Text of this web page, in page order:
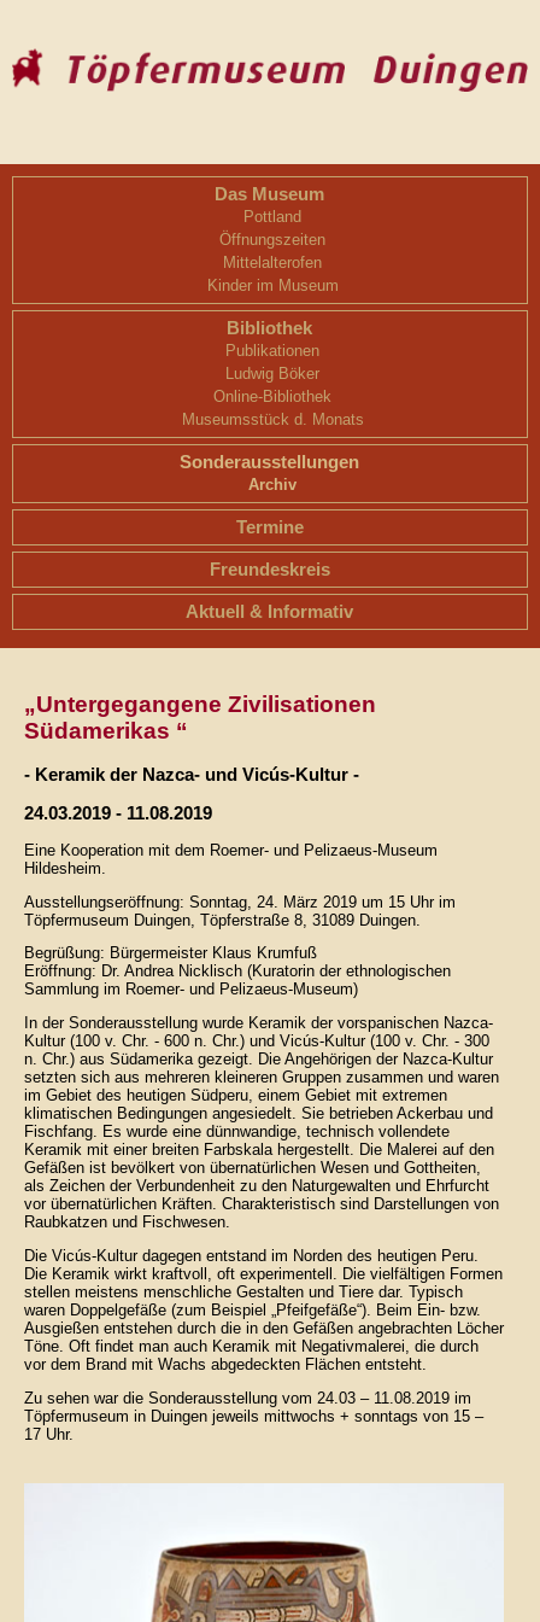
Das Museum
Pottland
Öffnungszeiten
Mittelalterofen
Kinder im Museum
Bibliothek
Publikationen
Ludwig Böker
Online-Bibliothek
Museumsstück d. Monats
Sonderausstellungen
Archiv
Termine
Freundeskreis
Aktuell & Informativ
„Untergegangene Zivilisationen
Südamerikas “
- Keramik der Nazca- und Vicús-Kultur -
24.03.2019 - 11.08.2019
Eine Kooperation mit dem Roemer- und Pelizaeus-Museum
Hildesheim.
Ausstellungseröffnung: Sonntag, 24. März 2019 um 15 Uhr im
Töpfermuseum Duingen, Töpferstraße 8, 31089 Duingen.
Begrüßung: Bürgermeister Klaus Krumfuß
Eröffnung: Dr. Andrea Nicklisch (Kuratorin der ethnologischen
Sammlung im Roemer- und Pelizaeus-Museum)
In der Sonderausstellung wurde Keramik der vorspanischen Nazca-
Kultur (100 v. Chr. - 600 n. Chr.) und Vicús-Kultur (100 v. Chr. - 300
n. Chr.) aus Südamerika gezeigt. Die Angehörigen der Nazca-Kultur
setzten sich aus mehreren kleineren Gruppen zusammen und waren
im Gebiet des heutigen Südperu, einem Gebiet mit extremen
klimatischen Bedingungen angesiedelt. Sie betrieben Ackerbau und
Fischfang. Es wurde eine dünnwandige, technisch vollendete
Keramik mit einer breiten Farbskala hergestellt. Die Malerei auf den
Gefäßen ist bevölkert von übernatürlichen Wesen und Gottheiten,
als Zeichen der Verbundenheit zu den Naturgewalten und Ehrfurcht
vor übernatürlichen Kräften. Charakteristisch sind Darstellungen von
Raubkatzen und Fischwesen.
Die Vicús-Kultur dagegen entstand im Norden des heutigen Peru.
Die Keramik wirkt kraftvoll, oft experimentell. Die vielfältigen Formen
stellen meistens menschliche Gestalten und Tiere dar. Typisch
waren Doppelgefäße (zum Beispiel „Pfeifgefäße“). Beim Ein- bzw.
Ausgießen entstehen durch die in den Gefäßen angebrachten Löcher
Töne. Oft findet man auch Keramik mit Negativmalerei, die durch
vor dem Brand mit Wachs abgedeckten Flächen entsteht.
Zu sehen war die Sonderausstellung vom 24.03 – 11.08.2019 im
Töpfermuseum in Duingen jeweils mittwochs + sonntags von 15 –
17 Uhr.